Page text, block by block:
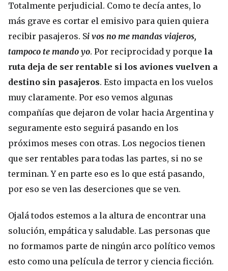
Totalmente perjudicial. Como te decía antes, lo
más grave es cortar el emisivo para quien quiera
recibir pasajeros. Si vos no me mandas viajeros,
tampoco te mando yo. Por reciprocidad y porque la
ruta deja de ser rentable si los aviones vuelven a
destino sin pasajeros. Esto impacta en los vuelos
muy claramente. Por eso vemos algunas
compañías que dejaron de volar hacia Argentina y
seguramente esto seguirá pasando en los
próximos meses con otras. Los negocios tienen
que ser rentables para todas las partes, si no se
terminan. Y en parte eso es lo que está pasando,
por eso se ven las deserciones que se ven.
Ojalá todos estemos a la altura de encontrar una
solución, empática y saludable. Las personas que
no formamos parte de ningún arco político vemos
esto como una película de terror y ciencia ficción.